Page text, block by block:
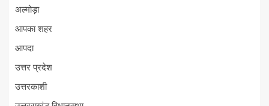
अल्मोड़ा
आपका शहर
आपदा
उत्तर प्रदेश
उत्तरकाशी